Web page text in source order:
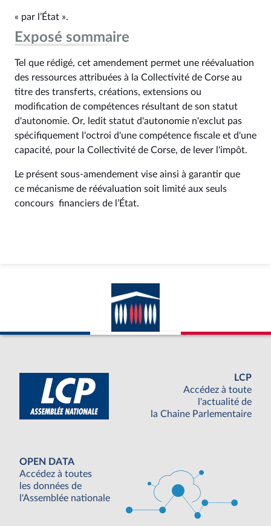
« par l’État ».
Exposé sommaire
Tel que rédigé, cet amendement permet une réévaluation
des ressources attribuées à la Collectivité de Corse au
titre des transferts, créations, extensions ou
modification de compétences résultant de son statut
d'autonomie. Or, ledit statut d'autonomie n'exclut pas
spécifiquement l'octroi d'une compétence fiscale et d'une
capacité, pour la Collectivité de Corse, de lever l'impôt.
Le présent sous-amendement vise ainsi à garantir que
ce mécanisme de réévaluation soit limité aux seuls
concours financiers de l’État.
LCP
Accédez à toute
l'actualité de
la Chaine Parlementaire
OPEN DATA
Accédez à toutes
les données de
l'Assemblée nationale